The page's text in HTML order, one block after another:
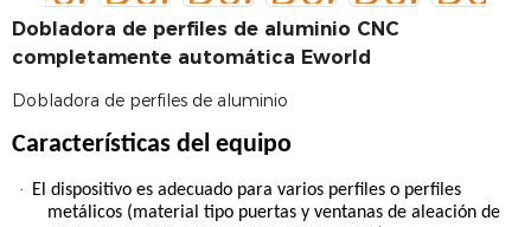
Dobladora de perfiles de aluminio CNC
completamente automática Eworld
Dobladora de perfiles de aluminio
Características del equipo
·
El dispositivo es adecuado para varios perfiles o perfiles
metálicos (material tipo puertas y ventanas de aleación de